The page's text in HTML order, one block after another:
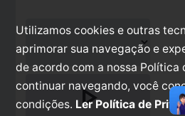
play_arrow
Utilizamos cookies e outras
aprimorar sua navegação e
de acordo com a nossa Política
continuar navegando, você
condições. Ler Política de